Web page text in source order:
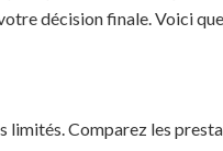
décision finale. Voici
Comparez les